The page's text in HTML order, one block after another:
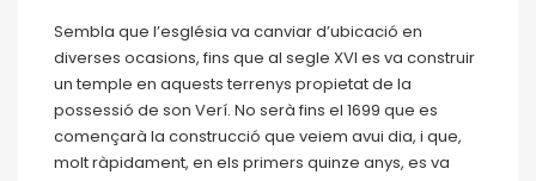
Sembla que l’església va canviar d’ubicació en
diverses ocasions, fins que al segle XVI es va construir
un temple en aquests terrenys propietat de la
possessió de son Verí. No serà fins el 1699 que es
començarà la construcció que veiem avui dia, i que,
molt ràpidament, en els primers quinze anys, es va